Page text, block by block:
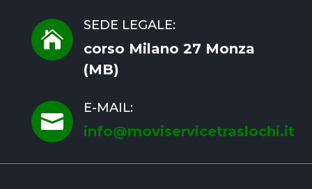

SEDE LEGALE:
corso Milano 27 Monza
(MB)

E-MAIL:
info@moviservicetraslochi.it